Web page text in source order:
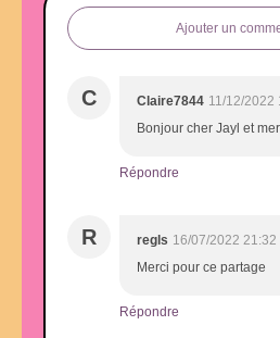
Ajouter un
C Claire7844 11/12/2022
Bonjour cher Jayl et
Répondre
R regls 16/07/2022 21:32
Merci pour ce partage
Répondre